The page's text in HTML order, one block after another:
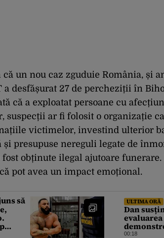
un nou caz zguduie România, și
a desfășurat 27 de percheziții în
că a exploatat persoane cu
suspecții ar fi folosit o organizație
victimelor, investind ulterior
și presupuse nereguli legate de
obținute ilegal ajutoare funerare.
pot avea un impact emoțional.
să
la
ULTIMA ORĂ
Dan
evaluarea
România
00:18